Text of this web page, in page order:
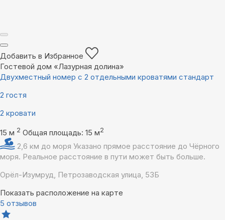
Добавить в Избранное
Гостевой дом «Лазурная долина»
Двухместный номер с 2 отдельными кроватями стандарт
2 гостя
2 кровати
15 м 2 Общая площадь: 15 м2
2,6 км до моря Указано прямое расстояние до Чёрного
моря. Реальное расстояние в пути может быть больше.
Орёл-Изумруд, Петрозаводская улица, 53Б
Показать расположение на карте
5 отзывов